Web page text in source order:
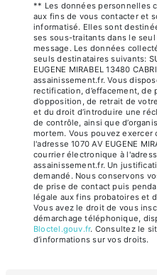
** Les données personnelles
aux fins de vous contacter et
informatisé. Elles sont
ses sous-traitants dans le
message. Les données
seuls destinataires suivants:
EUGENE MIRABEL 13480
assainissement.fr. Vous
rectification, d’effacement,
d’opposition, de retrait de
et du droit d’introduire une
de contrôle, ainsi que
mortem. Vous pouvez
l'adresse 1070 AV EUGENE
courrier électronique à
assainissement.fr. Un
demandé. Nous conservons
de prise de contact puis
légale aux fins probatoires et
Vous avez le droit de vous
démarchage téléphonique,
Bloctel.gouv.fr. Consultez le
d’informations sur vos droits.